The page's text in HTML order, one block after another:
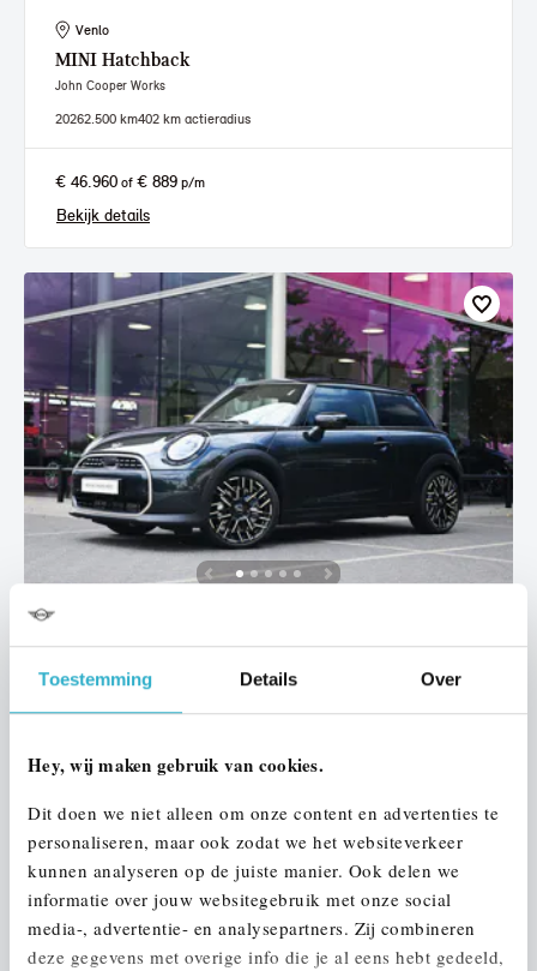
Toestemming Details Over
Hey, wij maken gebruik van cookies.
Dit doen we niet alleen om onze content en advertenties te
personaliseren, maar ook zodat we het websiteverkeer
kunnen analyseren op de juiste manier. Ook delen we
informatie over jouw websitegebruik met onze social
media-, advertentie- en analysepartners. Zij combineren
deze gegevens met overige info die je al eens hebt gedeeld,
Venlo
MINI Hatchback
John Cooper Works
20262.500 km402 km actieradius
€ 46.960 of € 889 p/m
Bekijk details
MINI Hatchback
Cooper C Automaat
Bekijk details